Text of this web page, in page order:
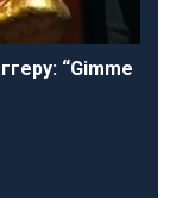
“Gimme